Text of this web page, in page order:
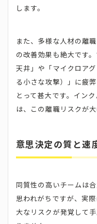
します。
また、多様な人材の離
の改善効果も絶大です
天井」や「マイクロア
る小さな攻撃）」に疲
とって甚大です。イン
は、この離職リスクが
意思決定の質と速
同質性の高いチームは
思われがちですが、実
大なリスクが発覚して